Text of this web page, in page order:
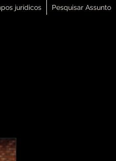
jurídicos Pesquisar Assunto